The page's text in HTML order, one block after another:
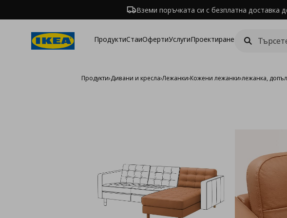
Вземи поръчката си с безплатна доставка
ПродуктиСтаиОфертиУслугиПроектиране
Продукти›Дивани и кресла›Лежанки›Кожени лежанки›лежанка,